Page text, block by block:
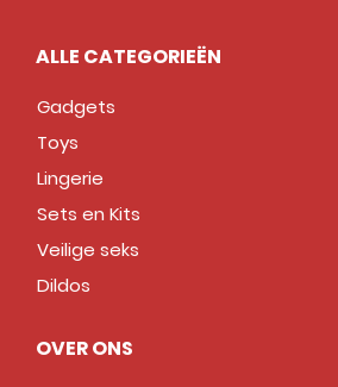
ALLE CATEGORIEËN
Gadgets
Toys
Lingerie
Sets en Kits
Veilige seks
Dildos
OVER ONS